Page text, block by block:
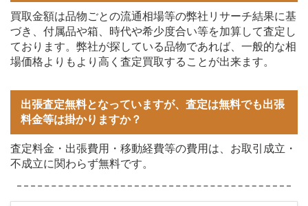
買取金額は品物ごとの流通相場等の弊社リサーチ結果に基
づき、付属品や箱、時代や希少度合い等を加算して査定し
ております。弊社が探している品物であれば、一般的な相
場価格よりもより高く査定買取することが出来ます。
出張査定無料となっていますが、査定は無料でも出張
料金等は掛かりますか？
査定料金・出張費用・移動経費等の費用は、お取引成立・
不成立に関わらず無料です。